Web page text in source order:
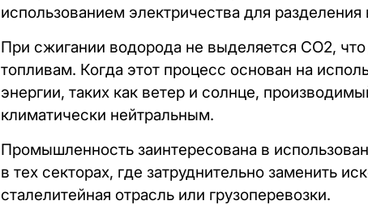
использованием электричества для
При сжигании водорода не выделяется CO2,
топливам. Когда этот процесс основан на
энергии, таких как ветер и солнце,
климатически нейтральным.
Промышленность заинтересована в
в тех секторах, где затруднительно заменить
сталелитейная отрасль или грузоперевозки.